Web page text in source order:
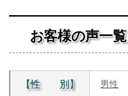
お客様の声一覧
【性 別】 男性